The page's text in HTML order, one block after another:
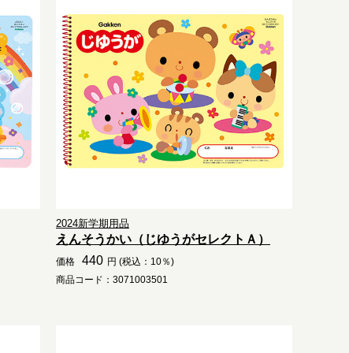
2024新学期用品
えんそうかい（じゆうがセレクトＡ）
価格 440 円 (税込：10％)
商品コード：3071003501